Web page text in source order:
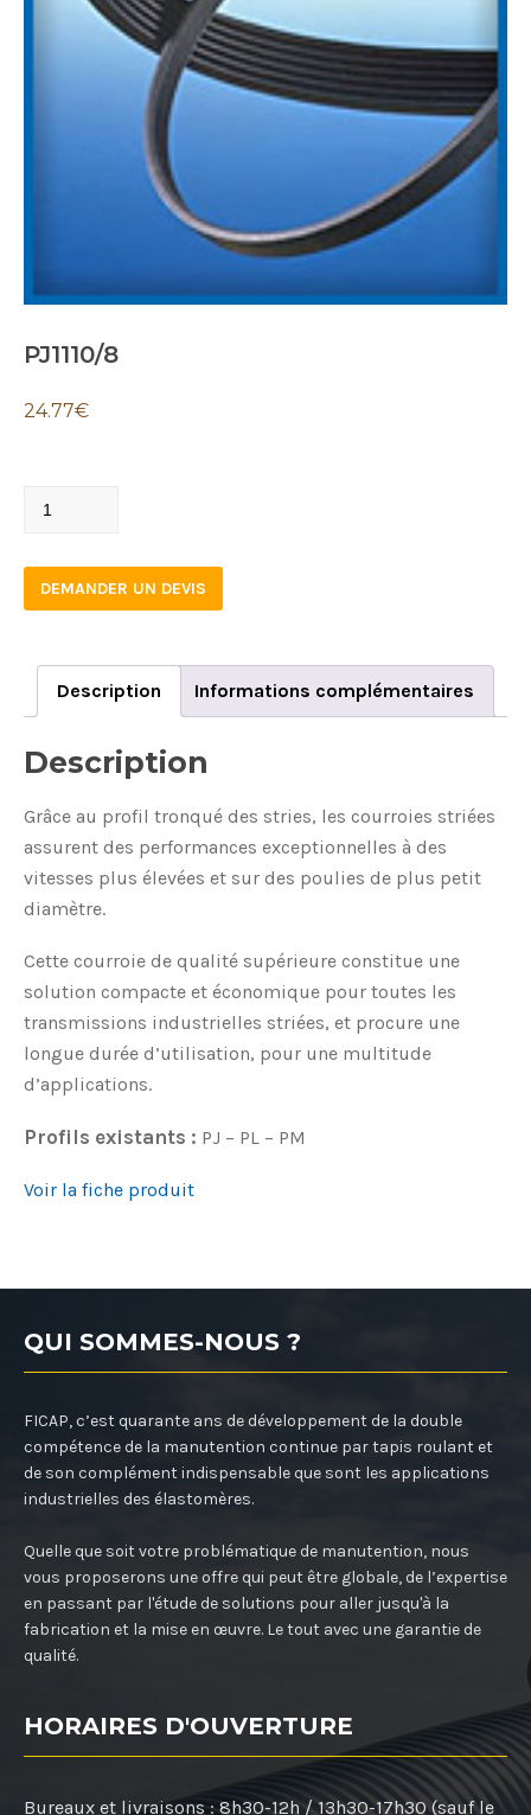
PJ1110/8
24.77€
PJ1110/8
DEMANDER UN DEVIS
Description Informations complémentaires
Description
Grâce au profil tronqué des stries, les courroies striées
assurent des performances exceptionnelles à des
vitesses plus élevées et sur des poulies de plus petit
diamètre.
Cette courroie de qualité supérieure constitue une
solution compacte et économique pour toutes les
transmissions industrielles striées, et procure une
longue durée d’utilisation, pour une multitude
d’applications.
Profils existants : PJ – PL – PM
Voir la fiche produit
QUI SOMMES-NOUS ?
FICAP, c’est quarante ans de développement de la double
compétence de la manutention continue par tapis roulant et
de son complément indispensable que sont les applications
industrielles des élastomères.
Quelle que soit votre problématique de manutention, nous
vous proposerons une offre qui peut être globale, de l’expertise
en passant par l'étude de solutions pour aller jusqu'à la
fabrication et la mise en œuvre. Le tout avec une garantie de
qualité.
HORAIRES D'OUVERTURE
Bureaux et livraisons : 8h30-12h / 13h30-17h30 (sauf le